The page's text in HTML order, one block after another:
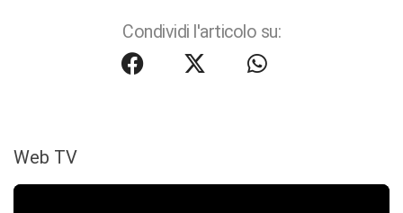
Condividi l'articolo su:
Web TV